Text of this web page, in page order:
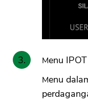
Menu
Menu dalam IPOT Ultima untuk